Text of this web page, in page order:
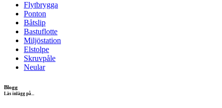
Flytbrygga
Ponton
Båtslip
Bastuflotte
Miljöstation
Elstolpe
Skruvpåle
Neular
Blogg
Läs inlägg på...